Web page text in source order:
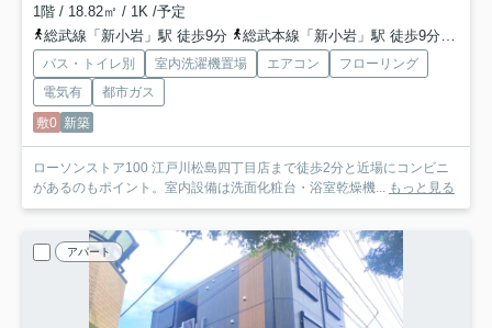
1階 / 18.82㎡ / 1K /予定
総武線「新小岩」駅 徒歩9分
総武本線「新小岩」駅 徒歩9分
バス・トイレ別 室内洗濯機置場 エアコン
フローリング
電気有
都市ガス
敷0 新築
ローソンストア100 江戸川松島四丁目店まで徒歩2分と近場にコンビニ
があるのもポイント。室内設備は洗面化粧台・浴室乾燥機...
もっと見る
アパート